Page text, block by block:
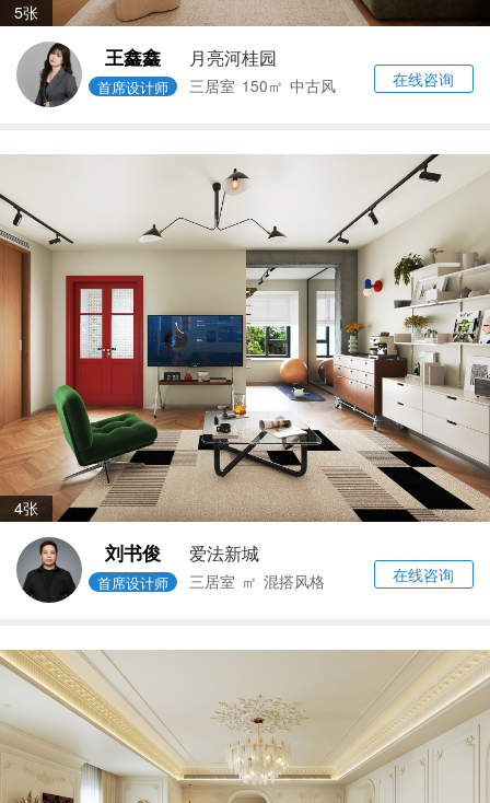
5张
王鑫鑫
首席设计师
月亮河桂园
三居室 150㎡ 中古风 在线咨询
4张
刘书俊
首席设计师
爱法新城
三居室 ㎡ 混搭风格 在线咨询